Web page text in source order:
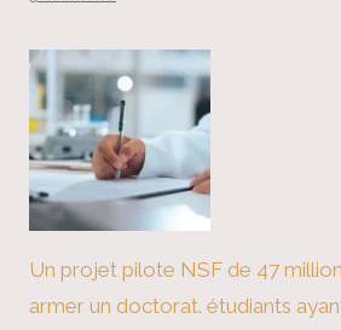
Un projet pilote NSF de 47
armer un doctorat. étudiants